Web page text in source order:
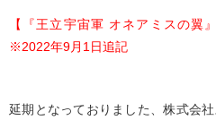
【『王立宇宙軍 オネアミスの
※2022年9月1日追記
延期となっておりました、株式会